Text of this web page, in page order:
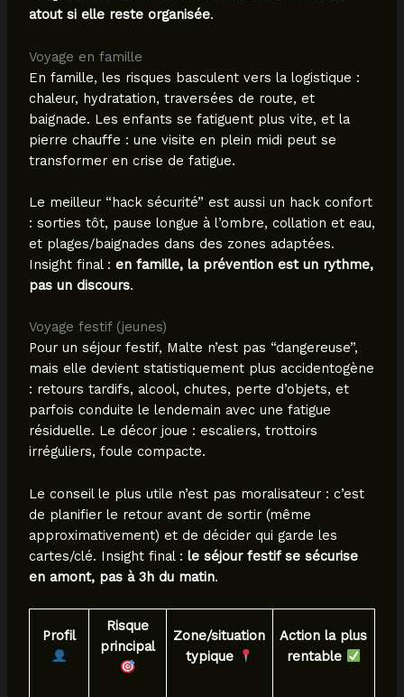
atout si elle reste organisée.
Voyage en famille
En famille, les risques basculent vers la logistique :
chaleur, hydratation, traversées de route, et
baignade. Les enfants se fatiguent plus vite, et la
pierre chauffe : une visite en plein midi peut se
transformer en crise de fatigue.
Le meilleur “hack sécurité” est aussi un hack confort
: sorties tôt, pause longue à l’ombre, collation et eau,
et plages/baignades dans des zones adaptées.
Insight final : en famille, la prévention est un rythme,
pas un discours.
Voyage festif (jeunes)
Pour un séjour festif, Malte n’est pas “dangereuse”,
mais elle devient statistiquement plus accidentogène
: retours tardifs, alcool, chutes, perte d’objets, et
parfois conduite le lendemain avec une fatigue
résiduelle. Le décor joue : escaliers, trottoirs
irréguliers, foule compacte.
Le conseil le plus utile n’est pas moralisateur : c’est
de planifier le retour avant de sortir (même
approximativement) et de décider qui garde les
cartes/clé. Insight final : le séjour festif se sécurise
en amont, pas à 3h du matin.
Profil
Risque
principal
Zone/situation
typique
Action la plus
rentable